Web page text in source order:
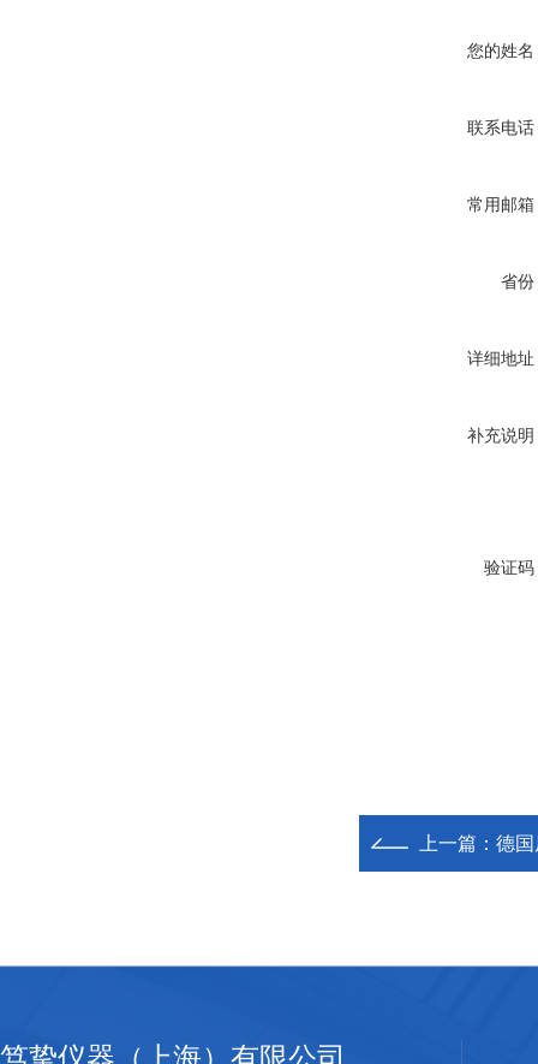
您的姓名
联系电话
常用邮箱
省份
详细地址
补充说明
验证码
上一篇： 德
笃挚仪器（上海）有限公司